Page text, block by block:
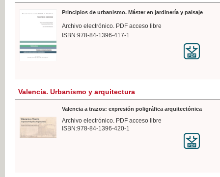
Principios de urbanismo. Máster en jardinería y paisaje
Archivo electrónico. PDF acceso libre
ISBN:978-84-1396-417-1
Valencia. Urbanismo y arquitectura
Valencia a trazos: expresión poligráfica arquitectónica
Archivo electrónico. PDF acceso libre
ISBN:978-84-1396-420-1